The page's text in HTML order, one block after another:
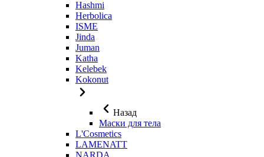
Hashmi
Herbolica
ISME
Jinda
Juman
Katha
Kelebek
Kokonut
Назад
Маски для тела
L'Cosmetics
LAMENATT
NARDA